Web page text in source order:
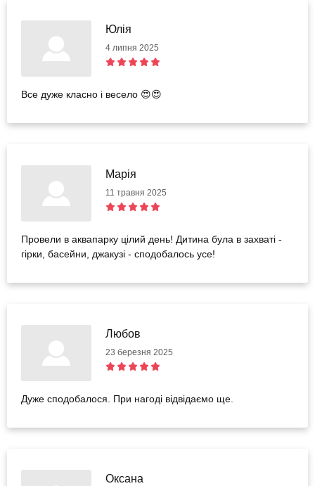
Юлія
4 липня 2025
Все дуже класно і весело 😍😍
Марія
11 травня 2025
Провели в аквапарку цілий день! Дитина була в захваті -
гірки, басейни, джакузі - сподобалось усе!
Любов
23 березня 2025
Дуже сподобалося. При нагоді відвідаємо ще.
Оксана